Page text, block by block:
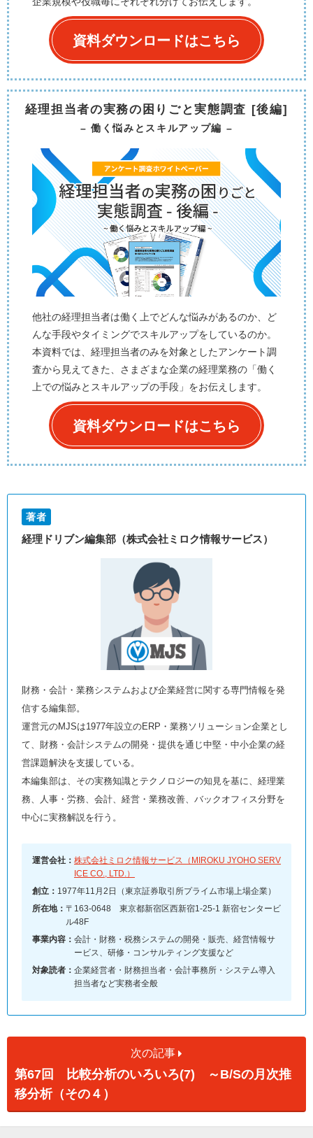
資料ダウンロードはこちら
経理担当者の実務の困りごと実態調査 [後編]
– 働く悩みとスキルアップ編 –
他社の経理担当者は働く上でどんな悩みがあるのか、ど
んな手段やタイミングでスキルアップをしているのか。
本資料では、経理担当者のみを対象としたアンケート調
査から見えてきた、さまざまな企業の経理業務の「働く
上での悩みとスキルアップの手段」をお伝えします。
資料ダウンロードはこちら
著者
経理ドリブン編集部（株式会社ミロク情報サービス）
財務・会計・業務システムおよび企業経営に関する専門情報を発
信する編集部。
運営元のMJSは1977年設立のERP・業務ソリューション企業とし
て、財務・会計システムの開発・提供を通じ中堅・中小企業の経
営課題解決を支援している。
本編集部は、その実務知識とテクノロジーの知見を基に、経理業
務、人事・労務、会計、経営・業務改善、バックオフィス分野を
中心に実務解説を行う。
運営会社： 株式会社ミロク情報サービス（MIROKU JYOHO SERV
ICE CO., LTD.）
創立： 1977年11月2日（東京証券取引所プライム市場上場企業）
所在地： 〒163-0648 東京都新宿区西新宿1-25-1 新宿センタービ
ル48F
事業内容： 会計・財務・税務システムの開発・販売、経営情報サ
ービス、研修・コンサルティング支援など
対象読者： 企業経営者・財務担当者・会計事務所・システム導入
担当者など実務者全般
次の記事
第67回 比較分析のいろいろ(7) ～B/Sの月次推
移分析（その４）